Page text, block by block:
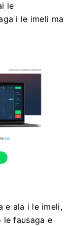
le
i le imeli ma
e ala i le imeli,
le fausaga e